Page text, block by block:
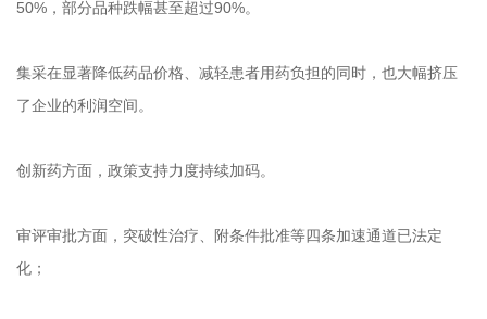
50%，部分品种跌幅甚至超过90%。
集采在显著降低药品价格、减轻患者用药负担的同时，也大幅挤压
了企业的利润空间。
创新药方面，政策支持力度持续加码。
审评审批方面，突破性治疗、附条件批准等四条加速通道已法定
化；